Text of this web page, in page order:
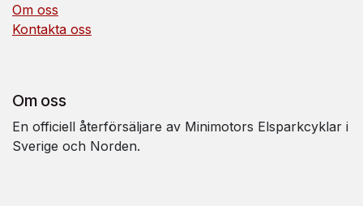
Om oss
Kontakta oss
Om oss
En officiell återförsäljare av Minimotors Elsparkcyklar i
Sverige och Norden.